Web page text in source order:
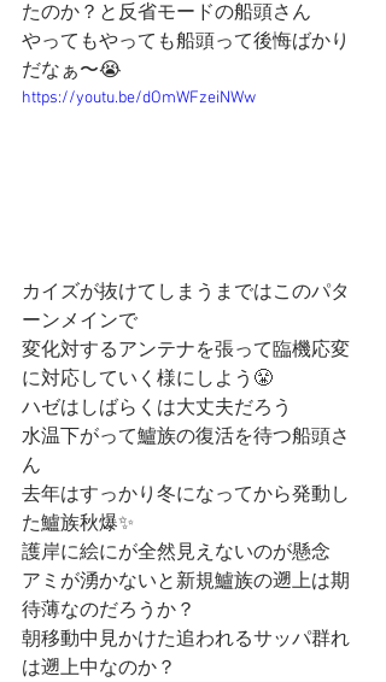
たのか？と反省モードの船頭さん
やってもやっても船頭って後悔ばかり
だなぁ〜😭
https://youtu.be/dOmWFzeiNWw
カイズが抜けてしまうまではこのパタ
ーンメインで
変化対するアンテナを張って臨機応変
に対応していく様にしよう😤
ハゼはしばらくは大丈夫だろう
水温下がって鱸族の復活を待つ船頭さ
ん
去年はすっかり冬になってから発動し
た鱸族秋爆✨
護岸に絵にが全然見えないのが懸念
アミが湧かないと新規鱸族の遡上は期
待薄なのだろうか？
朝移動中見かけた追われるサッパ群れ
は遡上中なのか？